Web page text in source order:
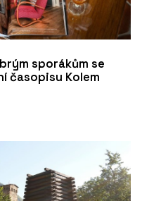
sporákům se
časopisu Kolem